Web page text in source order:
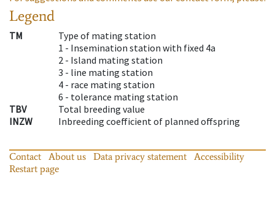
Legend
TM
Type of mating station
1 - Insemination station with fixed 4a
2 - Island mating station
3 - line mating station
4 - race mating station
6 - tolerance mating station
TBV
Total breeding value
INZW
Inbreeding coefficient of planned offspring
Contact About us Data privacy statement
Accessibility
Restart page